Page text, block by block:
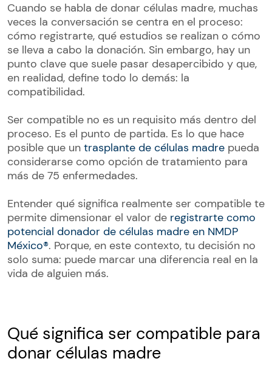
Cuando se habla de donar células madre, muchas
veces la conversación se centra en el proceso:
cómo registrarte, qué estudios se realizan o cómo
se lleva a cabo la donación. Sin embargo, hay un
punto clave que suele pasar desapercibido y que,
en realidad, define todo lo demás: la
compatibilidad.
Ser compatible no es un requisito más dentro del
proceso. Es el punto de partida. Es lo que hace
posible que un trasplante de células madre pueda
considerarse como opción de tratamiento para
más de 75 enfermedades.
Entender qué significa realmente ser compatible te
permite dimensionar el valor de registrarte como
potencial donador de células madre en NMDP
México®. Porque, en este contexto, tu decisión no
solo suma: puede marcar una diferencia real en la
vida de alguien más.
Qué significa ser compatible para
donar células madre